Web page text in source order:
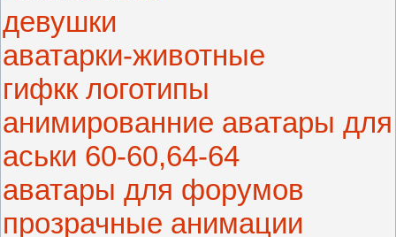
девушки
аватарки-животные
гифкк логотипы
анимированние аватары для
аськи 60-60,64-64
аватары для форумов
прозрачные анимации